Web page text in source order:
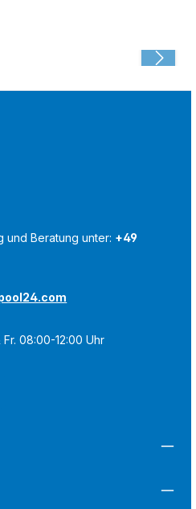
und Beratung unter: +49
08:00-12:00 Uhr